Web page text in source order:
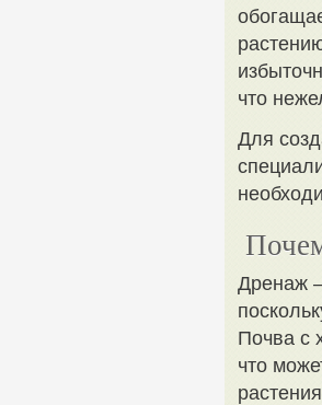
что
Для
Дренаж
Почва с
что